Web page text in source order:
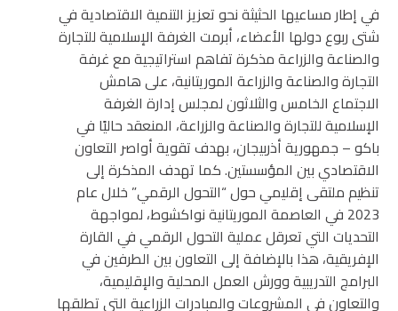
في إطار مساعيها الحثيثة نحو تعزيز التنمية الاقتصادية في
شتى ربوع دولها الأعضاء، أبرمت الغرفة الإسلامية للتجارة
والصناعة والزراعة مذكرة تفاهم استراتيجية مع غرفة
التجارة والصناعة والزراعة الموريتانية، على هامش
الاجتماع الخامس والثلاثون لمجلس إدارة الغرفة
الإسلامية للتجارة والصناعة والزراعة، المنعقد حاليًا في
باكو – جمهورية أذربيجان، بهدف تقوية أواصر التعاون
الاقتصادي بين المؤسستين. كما تهدف المذكرة إلى
تنظيم ملتقى إقليمي حول “التحول الرقمي” خلال عام
2023 في العاصمة الموريتانية نواكشوط، لمواجهة
التحديات التي تعرقل عملية التحول الرقمي في القارة
الإفريقية، هذا بالإضافة إلى التعاون بين الطرفين في
البرامج التدريبية وورش العمل المحلية والإقليمية،
والتعاون في المشروعات والمبادرات الزراعية التي تطلقها